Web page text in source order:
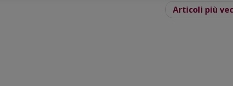
Articoli più